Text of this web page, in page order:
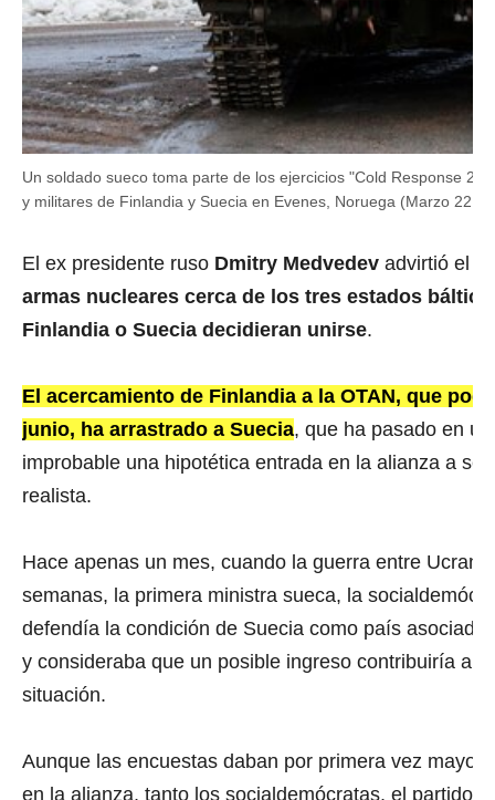
Un soldado sueco toma parte de los ejercicios "Cold Response
y militares de Finlandia y Suecia en Evenes, Noruega (Marzo 22,
El ex presidente ruso Dmitry Medvedev advirtió el
armas nucleares cerca de los tres estados
Finlandia o Suecia decidieran unirse.
El acercamiento de Finlandia a la OTAN, que
junio, ha arrastrado a Suecia, que ha pasado en
improbable una hipotética entrada en la alianza a
realista.
Hace apenas un mes, cuando la guerra entre
semanas, la primera ministra sueca, la
defendía la condición de Suecia como país asociado
y consideraba que un posible ingreso contribuiría a
situación.
Aunque las encuestas daban por primera vez
en la alianza, tanto los socialdemócratas, el partido